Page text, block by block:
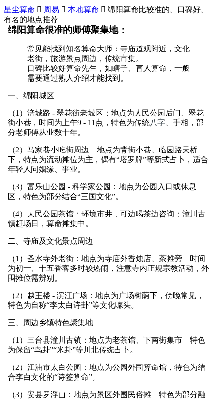
星尘算命  周易  本地算命  绵阳算命比较准的、口碑好、
有名的地点推荐
绵阳算命很准的师傅聚集地：
常见能找到知名算命大师：寺庙道观附近，文化
老街，旅游景点周边，传统市集。
口碑比较好算命先生，如瞎子、盲人算命，一般
需要通过熟人介绍才能找到。
一、绵阳城区
（1）涪城路 - 翠花街老城区：地点为人民公园后门、翠花
街小巷，时间为上午9 - 11点，特色为传统八字 、手相，部
分老师傅从业数十年。
（2）马家巷小吃街周边：地点为背街小巷、临园路天桥
下，特点为流动摊位为主，偶有“塔罗牌”等新式占卜，适合
年轻人问姻缘、事业。
（3）富乐山公园 - 科学家公园：地点为公园入口或休息
区，特色为部分结合“三国文化”。
（4）
人民公园茶馆：环境市井，可边喝茶边咨询；潼川古
镇赶场日，算命摊集中。
二、寺庙及文化景点周边
（1）圣水寺外老街：地点为寺庙外香烛店、茶摊旁，时间
为初一、十五香客多时较热闹，注意寺内正规宗教活动，外
围摊位需辨别。
（2）越王楼 - 滨江广场：地点为广场树荫下，傍晚常见，
特色为自称“李太白诗卦”等文化噱头。
三、周边乡镇特色聚集地
（1）三台县潼川古镇：地点为老茶馆、下南街集市，特色
为保留“鸟卦”“米卦”等川北传统占卜。
（2）江油市太白公园：地点为公园外围算命馆，特色为结
合李白文化的“诗签算命”。
（3）安县罗浮山：地点为景区外围民俗摊，特色为部分融